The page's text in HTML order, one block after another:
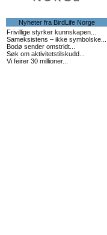
Nyheter fra BirdLife Norge
Frivillige styrker kunnskapen...
Sameksistens – ikke symbolske...
Bodø sender omstridt...
Søk om aktivitetstilskudd...
Vi feirer 30 millioner...